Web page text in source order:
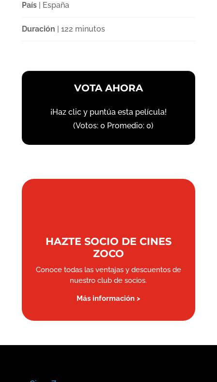
País| España
Duración | 122 minutos
VOTA AHORA
¡Haz clic y puntúa esta película!
(Votos: 0 Promedio: 0)
HAZTE SOCIO DE CINES
ZOCO
Conoce todas las ventajas y descuentos de
nuestro club de socios.
Más información >